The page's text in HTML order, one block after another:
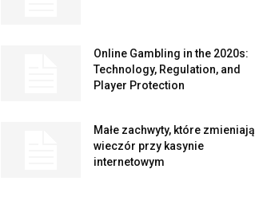
Online Gambling in the 2020s:
Technology, Regulation, and
Player Protection
Małe zachwyty, które zmieniają
wieczór przy kasynie
internetowym